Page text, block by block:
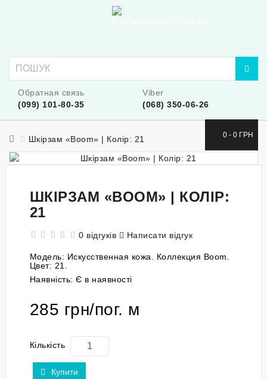
Обратная связь
(099) 101-80-35
Viber
(068) 350-06-26
0 - 0 ГРН
Шкірзам «Boom» | Колір: 21
ШКІРЗАМ «BOOM» | КОЛІР:
21
0 відгуків Написати відгук
Модель: Искусственная кожа. Коллекция Boom.
Цвет: 21.
Наявність: Є в наявності
285 грн/пог. м
Кількість
Купити